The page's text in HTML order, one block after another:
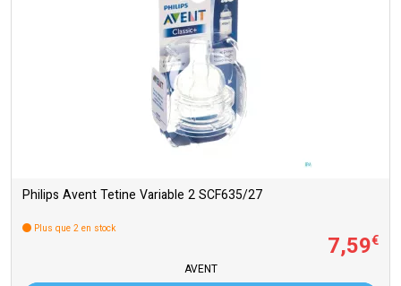
Philips Avent Tetine Variable 2 SCF635/27
Plus que 2 en stock
7,59€
AVENT